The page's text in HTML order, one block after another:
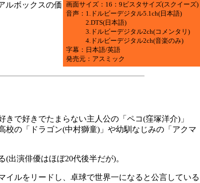
画面サイズ：16：9ビスタサイズ(スクイーズ)
音声：1.ドルビーデジタル5.1ch(日本語)
2.DTS(日本語)
3.ドルビーデジタル2ch(コメンタリ)
4.ドルビーデジタル2ch(音楽のみ)
字幕：日本語/英語
発売元：アスミック
ルボックスの価
で好きでたまらない主人公の「ペコ(窪塚洋介)」
の「ドラゴン(中村獅童)」や幼馴なじみの「アクマ
演俳優はほぼ20代後半だが)。
ルをリードし、卓球で世界一になると公言している